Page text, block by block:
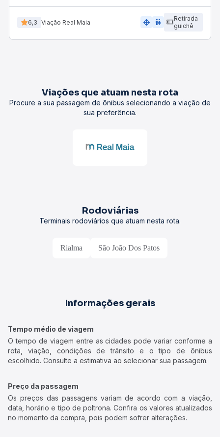
6,3 Viação Real Maia ac_unit wc
Retirada
guichê
Viações que atuam nesta rota
Procure a sua passagem de ônibus selecionando a viação de
sua preferência.
Rodoviárias
Terminais rodoviários que atuam nesta rota.
Rialma São João Dos Patos
Informações gerais
Tempo médio de viagem
O tempo de viagem entre as cidades pode variar conforme a
rota, viação, condições de trânsito e o tipo de ônibus
escolhido. Consulte a estimativa ao selecionar sua passagem.
Preço da passagem
Os preços das passagens variam de acordo com a viação,
data, horário e tipo de poltrona. Confira os valores atualizados
no momento da compra, pois podem sofrer alterações.